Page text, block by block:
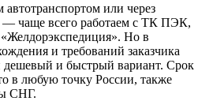
или через
— чаще всего работаем с ТК ПЭК,
Но в
и требований заказчика
и быстрый вариант. Срок
в любую точку России, также
СНГ.